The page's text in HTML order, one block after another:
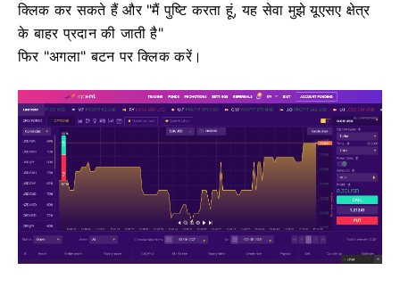
क्लिक कर सकते हैं और "मैं पुष्टि करता हूं, यह सेवा मुझे यूएसए क्षेत्र
के बाहर प्रदान की जाती है"
फिर "अगला" बटन पर क्लिक करें।